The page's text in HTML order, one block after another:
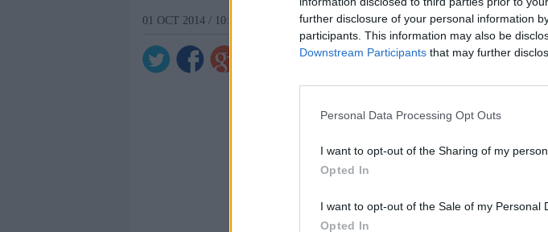
further disclosure of your personal information
participants. This information may also be
Downstream Participants that may further
Personal Data Processing Opt Outs
I want to opt-out of the Sharing of my
Opted In
I want to opt-out of the Sale of my Personal
Opted In
01 OCT 2014 / 10:51 H.